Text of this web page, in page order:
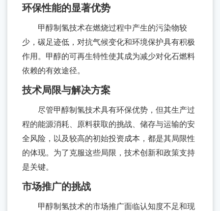
介
发
展
规
企
化
荣
资
质
心
行
资
公
司
资
讯
服
支
持
热
线
环保性能的显著优势
甲醇制氢技术在燃烧过程中产生的污染物较
少，碳足迹低，对抗气候变化和环境保护具有积极
作用。甲醇的可再生特性使其成为减少对化石燃料
依赖的有效途径。
技术局限与解决方案
尽管甲醇制氢技术具有环保优势，但其生产过
程的能源消耗、原料获取的挑战、储存与运输的安
全风险，以及较高的初始投资成本，都是其局限性
的体现。为了克服这些局限，技术创新和政策支持
是关键。
市场推广的挑战
甲醇制氢技术的市场推广面临认知度不足和现